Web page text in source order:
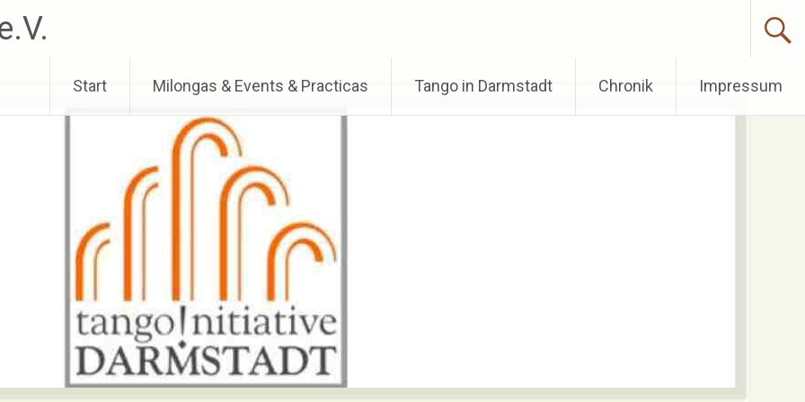
Start Milongas & Events & Practicas Tango in Darmstadt Chronik Impressum